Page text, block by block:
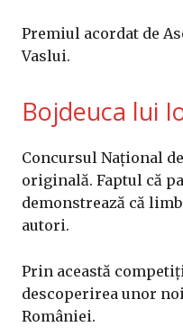
Premiul acordat de
Vaslui.
Bojdeuca lui
Concursul Național
originală. Faptul că
demonstrează că
autori.
Prin această
descoperirea unor
României.